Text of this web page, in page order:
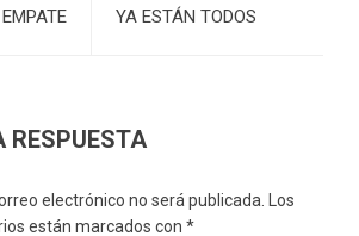
YA ESTÁN TODOS
RESPUESTA
electrónico no será publicada.
Los
están marcados con *